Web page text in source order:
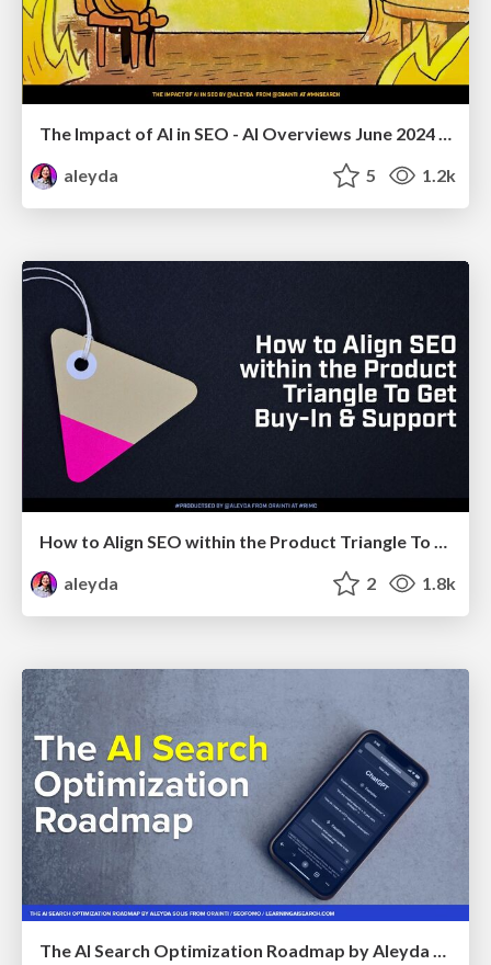
The Impact of AI in SEO - AI Overviews June 2024 Edition
aleyda
5 1.2k
How to Align SEO within the Product Triangle To Get Buy-In & Support - #RIMC
aleyda
2 1.8k
The AI Search Optimization Roadmap by Aleyda Solis